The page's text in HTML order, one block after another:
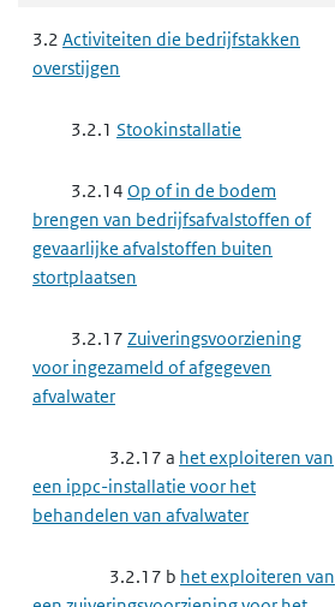
3.2 Activiteiten die bedrijfstakken
overstijgen
3.2.1 Stookinstallatie
3.2.14 Op of in de bodem
brengen van bedrijfsafvalstoffen of
gevaarlijke afvalstoffen buiten
stortplaatsen
3.2.17 Zuiveringsvoorziening
voor ingezameld of afgegeven
afvalwater
3.2.17 a het exploiteren van
een ippc-installatie voor het
behandelen van afvalwater
3.2.17 b het exploiteren van